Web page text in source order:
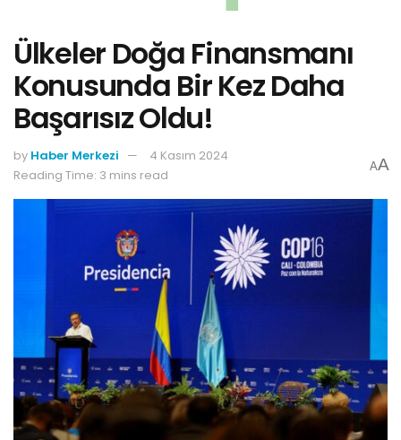
Ülkeler Doğa Finansmanı
Konusunda Bir Kez Daha
Başarısız Oldu!
by Haber Merkezi
4 Kasım 2024
Reading Time: 3 mins read
AA